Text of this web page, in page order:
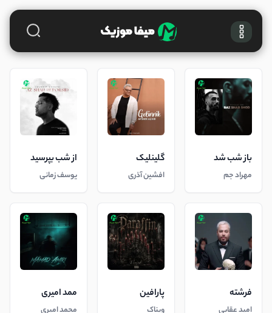
باز شب شد
مهراد جم
گلینلیک
افشین آذری
از شب بپرسید
یوسف زمانی
فرشته
امید عقابی
پارافین
ویناک
ممد امیری
محمد امیری